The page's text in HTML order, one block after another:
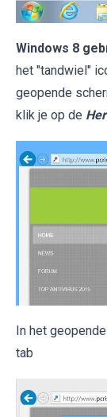
Windows 8
het "tandwiel"
geopende
klik je op de
In het
tab